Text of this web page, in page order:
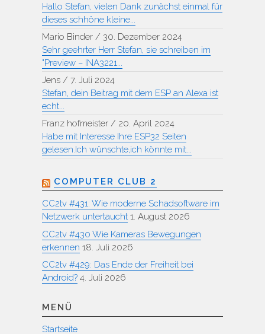
Hallo Stefan, vielen Dank zunächst einmal für
dieses schhöne kleine...
Mario Binder / 30. Dezember 2024
Sehr geehrter Herr Stefan, sie schreiben im
"Preview – INA3221...
Jens / 7. Juli 2024
Stefan, dein Beitrag mit dem ESP an Alexa ist
echt...
Franz hofmeister / 20. April 2024
Habe mit Interesse Ihre ESP32 Seiten
gelesen.Ich wünschte,ich könnte mit...
COMPUTER CLUB 2
CC2tv #431: Wie moderne Schadsoftware im
Netzwerk untertaucht 1. August 2026
CC2tv #430 Wie Kameras Bewegungen
erkennen 18. Juli 2026
CC2tv #429: Das Ende der Freiheit bei
Android? 4. Juli 2026
MENÜ
Startseite